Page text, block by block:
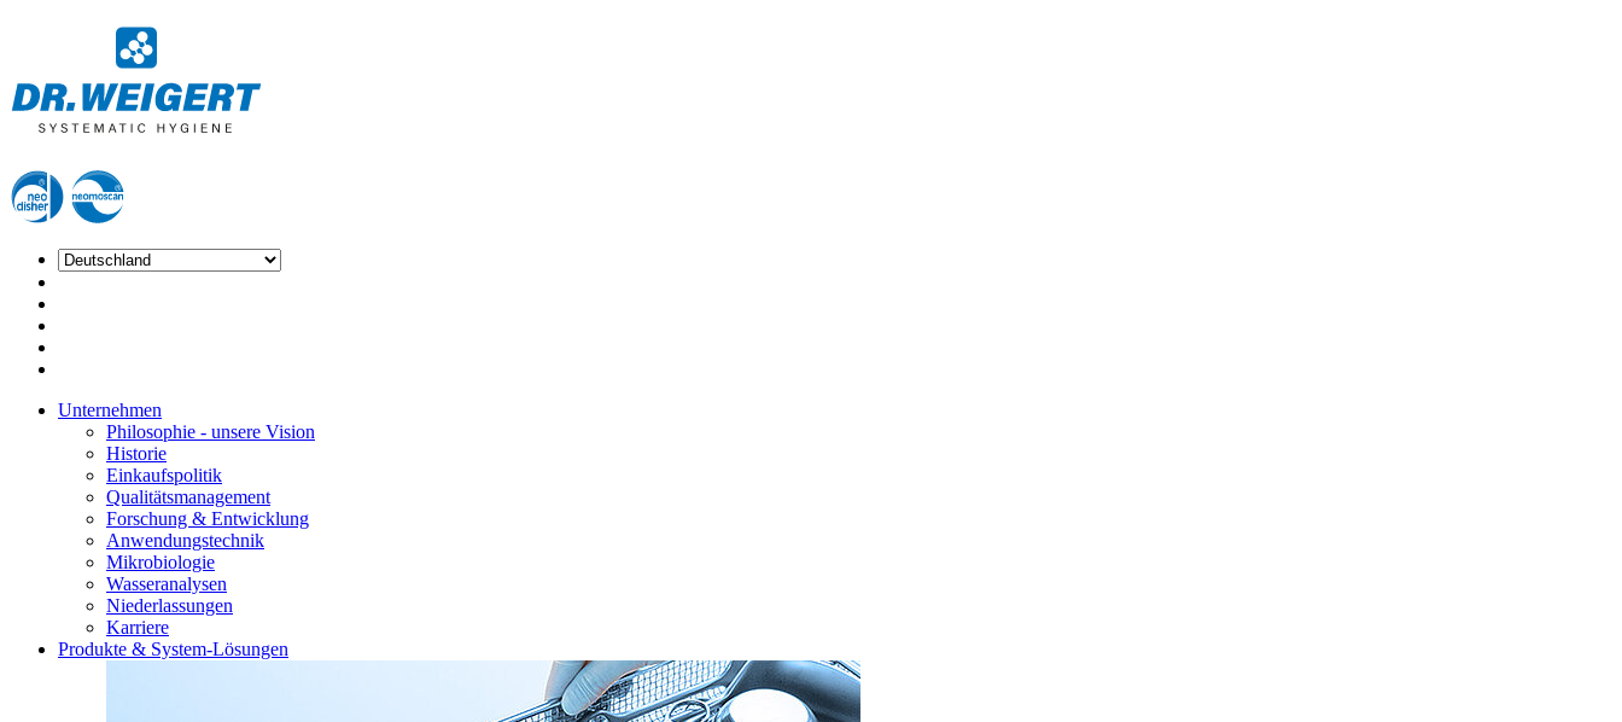
Unternehmen
Philosophie - unsere Vision
Historie
Einkaufspolitik
Qualitätsmanagement
Forschung & Entwicklung
Anwendungstechnik
Mikrobiologie
Wasseranalysen
Niederlassungen
Karriere
Produkte & System-Lösungen